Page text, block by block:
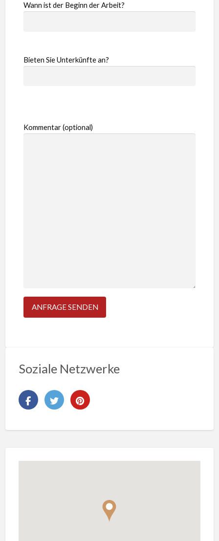
Wann ist der Beginn der Arbeit?
Bieten Sie Unterkünfte an?
Kommentar (optional)
Soziale Netzwerke